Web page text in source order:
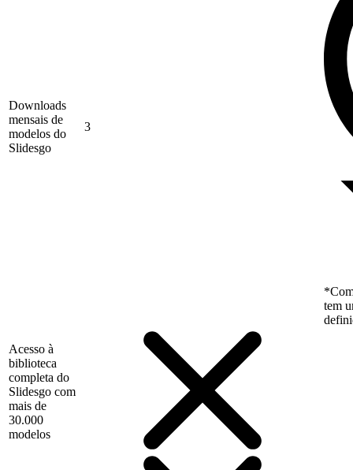
Downloads
mensais de
modelos do
Slidesgo
3
tem
Acesso à
biblioteca
completa do
Slidesgo com
mais de
30.000
modelos